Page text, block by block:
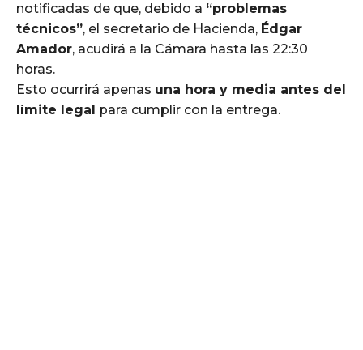
notificadas de que, debido a “problemas
técnicos”, el secretario de Hacienda, Édgar
Amador, acudirá a la Cámara hasta las 22:30
horas.
Esto ocurrirá apenas una hora y media antes del
límite legal para cumplir con la entrega.